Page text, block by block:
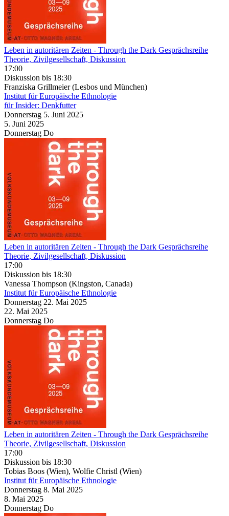
Leben in autoritären Zeiten - Through the Dark Gesprächsreihe
Theorie, Zivilgesellschaft, Diskussion
17:00
Diskussion bis 18:30
Franziska Grillmeier (Lesbos und München)
Institut für Europäische Ethnologie
für Insider: Denkfutter
Donnerstag 5. Juni 2025
5. Juni 2025
Donnerstag Do
Leben in autoritären Zeiten - Through the Dark Gesprächsreihe
Theorie, Zivilgesellschaft, Diskussion
17:00
Diskussion bis 18:30
Vanessa Thompson (Kingston, Canada)
Institut für Europäische Ethnologie
Donnerstag 22. Mai 2025
22. Mai 2025
Donnerstag Do
Leben in autoritären Zeiten - Through the Dark Gesprächsreihe
Theorie, Zivilgesellschaft, Diskussion
17:00
Diskussion bis 18:30
Tobias Boos (Wien), Wolfie Christl (Wien)
Institut für Europäische Ethnologie
Donnerstag 8. Mai 2025
8. Mai 2025
Donnerstag Do